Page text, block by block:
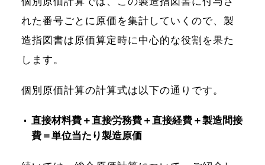
れた番号ごとに原価を集計していくので、製
造指図書は原価算定時に中心的な役割を果た
します。
個別原価計算の計算式は以下の通りです。
直接材料費＋直接労務費＋直接経費＋製造間接
費＝単位当たり製造原価